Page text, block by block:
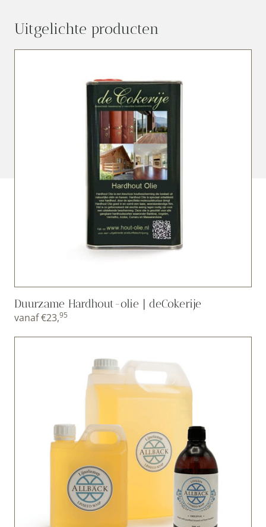
Uitgelichte producten
Duurzame Hardhout-olie | deCokerije
vanaf€23,95